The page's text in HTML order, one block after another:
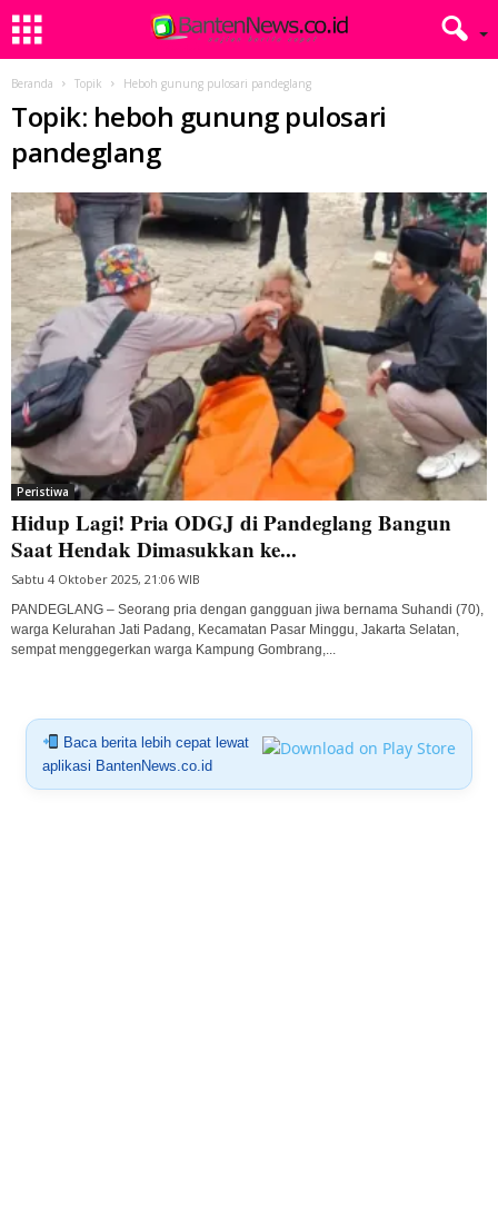
Beranda Topik Heboh gunung pulosari pandeglang
Topik: heboh gunung pulosari
pandeglang
Peristiwa
Hidup Lagi! Pria ODGJ di Pandeglang Bangun
Saat Hendak Dimasukkan ke...
Sabtu 4 Oktober 2025, 21:06 WIB
PANDEGLANG – Seorang pria dengan gangguan jiwa bernama Suhandi (70),
warga Kelurahan Jati Padang, Kecamatan Pasar Minggu, Jakarta Selatan,
sempat menggegerkan warga Kampung Gombrang,...
Baca berita lebih cepat lewat
aplikasi BantenNews.co.id